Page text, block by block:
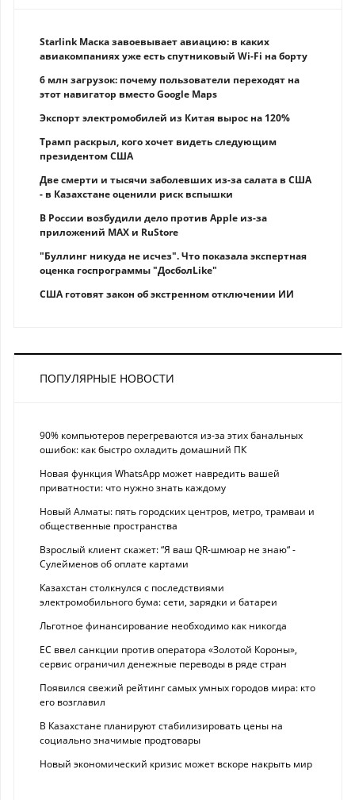
Starlink Маска завоевывает авиацию: в каких
авиакомпаниях уже есть спутниковый Wi-Fi на борту
6 млн загрузок: почему пользователи переходят на
этот навигатор вместо Google Maps
Экспорт электромобилей из Китая вырос на 120%
Трамп раскрыл, кого хочет видеть следующим
президентом США
Две смерти и тысячи заболевших из-за салата в США
- в Казахстане оценили риск вспышки
В России возбудили дело против Apple из-за
приложений MAX и RuStore
"Буллинг никуда не исчез". Что показала экспертная
оценка госпрограммы "ДосболLike"
США готовят закон об экстренном отключении ИИ
ПОПУЛЯРНЫЕ НОВОСТИ
90% компьютеров перегреваются из-за этих банальных
ошибок: как быстро охладить домашний ПК
Новая функция WhatsApp может навредить вашей
приватности: что нужно знать каждому
Новый Алматы: пять городских центров, метро, трамваи и
общественные пространства
Взрослый клиент скажет: “Я ваш QR-шмюар не знаю“ -
Сулейменов об оплате картами
Казахстан столкнулся с последствиями
электромобильного бума: сети, зарядки и батареи
Льготное финансирование необходимо как никогда
ЕС ввел санкции против оператора «Золотой Короны»,
сервис ограничил денежные переводы в ряде стран
Появился свежий рейтинг самых умных городов мира: кто
его возглавил
В Казахстане планируют стабилизировать цены на
социально значимые продтовары
Новый экономический кризис может вскоре накрыть мир